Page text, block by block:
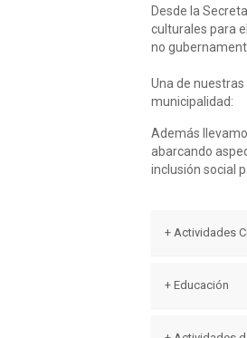
Desde la
culturales para
no
Una de
municipalidad:
Además
abarcando
inclusión social
+ Actividades
Es de
Por esta
+ Educación
La Dirección